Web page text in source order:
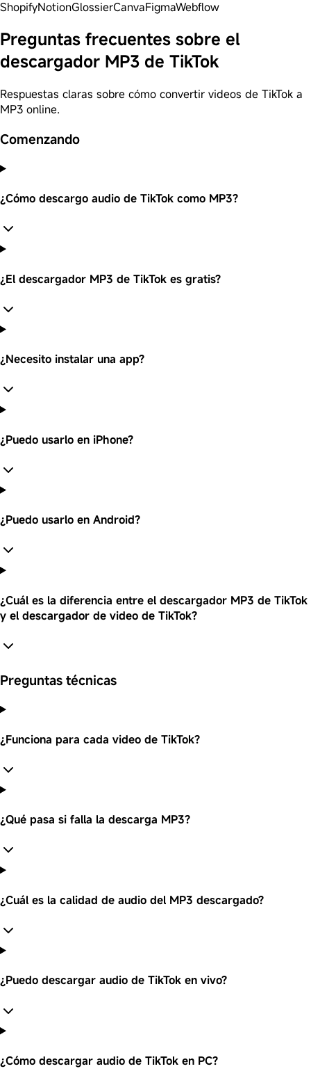
ShopifyNotionGlossierCanvaFigmaWebflow
Preguntas frecuentes sobre el
descargador MP3 de TikTok
Respuestas claras sobre cómo convertir videos de TikTok a
MP3 online.
Comenzando
¿Cómo descargo audio de TikTok como MP3?
¿El descargador MP3 de TikTok es gratis?
¿Necesito instalar una app?
¿Puedo usarlo en iPhone?
¿Puedo usarlo en Android?
¿Cuál es la diferencia entre el descargador MP3 de TikTok
y el descargador de video de TikTok?
Preguntas técnicas
¿Funciona para cada video de TikTok?
¿Qué pasa si falla la descarga MP3?
¿Cuál es la calidad de audio del MP3 descargado?
¿Puedo descargar audio de TikTok en vivo?
¿Cómo descargar audio de TikTok en PC?